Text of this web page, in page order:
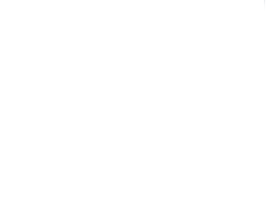
無線上網功能，可輕鬆遨